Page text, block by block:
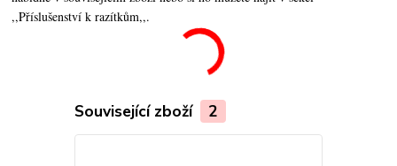
,,Příslušenství k razítkům,,.
Související zboží 2